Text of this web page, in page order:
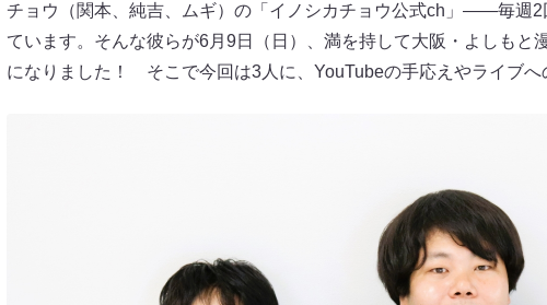
チョウ（関本、純吉、ムギ）の「イノシカチョウ公式ch」――毎週
ています。そんな彼らが6月9日（日）、満を持して大阪・よしもと
になりました！ そこで今回は3人に、YouTubeの手応えやライブへ